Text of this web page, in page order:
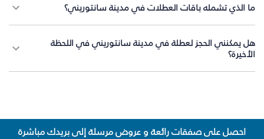
ما الذي تشمله باقات العطلات في مدينة سانتوريني؟
هل يمكنني الحجز لعطلة في مدينة سانتوريني في اللحظة
الأخيرة؟
احصل على صفقات رائعة و عروض مرسلة إلى بريدك مباشرة